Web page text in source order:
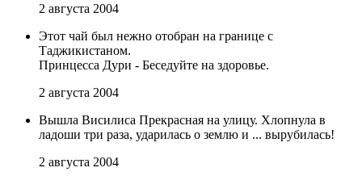
2 августа 2004
Этот чай был нежно отобран на границе с
Таджикистаном.
Принцесса Дури - Беседуйте на здоровье.
2 августа 2004
Вышла Висилиса Прекрасная на улицу. Хлопнула в
ладоши три раза, ударилась о землю и ... вырубилась!
2 августа 2004